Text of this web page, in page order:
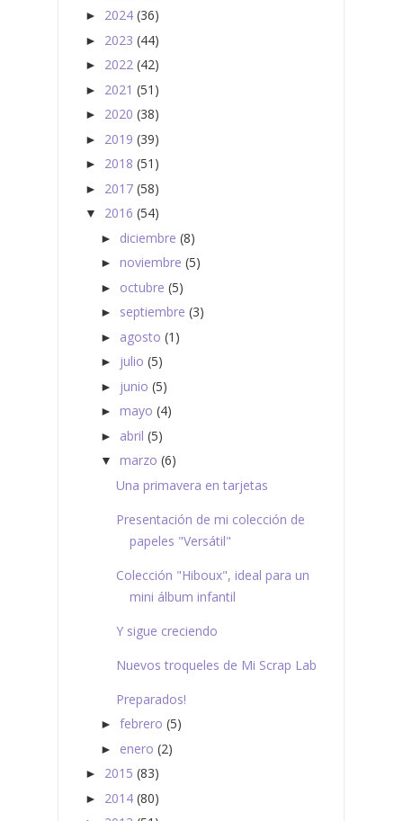
► 2024 (36)
► 2023 (44)
► 2022 (42)
► 2021 (51)
► 2020 (38)
► 2019 (39)
► 2018 (51)
► 2017 (58)
▼ 2016 (54)
► diciembre (8)
► noviembre (5)
► octubre (5)
► septiembre (3)
► agosto (1)
► julio (5)
► junio (5)
► mayo (4)
► abril (5)
▼ marzo (6)
Una primavera en tarjetas
Presentación de mi colección de
papeles "Versátil"
Colección "Hiboux", ideal para un
mini álbum infantil
Y sigue creciendo
Nuevos troqueles de Mi Scrap Lab
Preparados!
► febrero (5)
► enero (2)
► 2015 (83)
► 2014 (80)